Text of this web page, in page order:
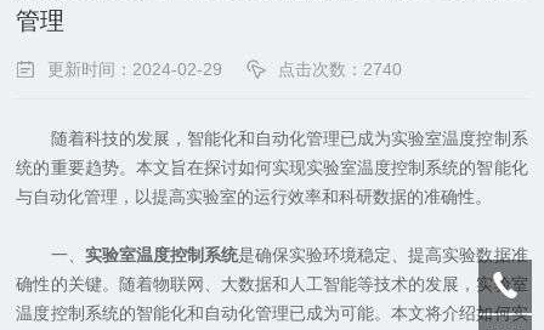
管理
更新时间：2024-02-29 点击次数：2740
随着科技的发展，智能化和自动化管理已成为实验室温度控制系
统的重要趋势。本文旨在探讨如何实现实验室温度控制系统的智能化
与自动化管理，以提高实验室的运行效率和科研数据的准确性。
一、 实验室温度控制系统是确保实验环境稳定、提高实验数据准
确性的关键。随着物联网、大数据和人工智能等技术的发展，实验室
温度控制系统的智能化和自动化管理已成为可能。本文将介绍如何实